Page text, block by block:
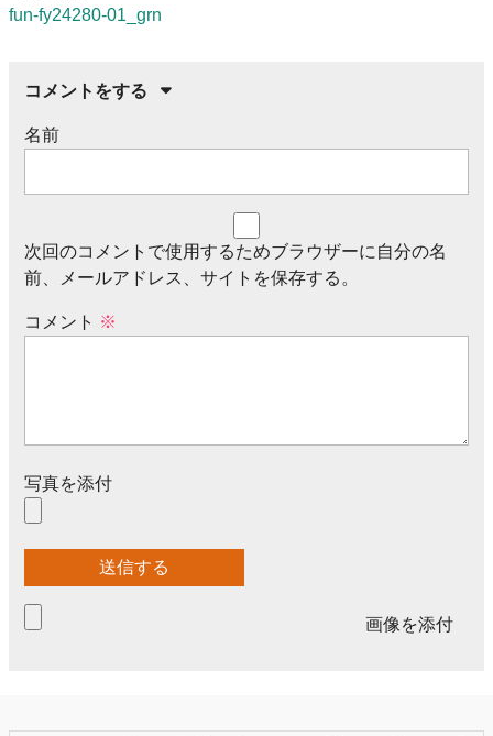
fun-fy24280-01_grn
コメントをする
名前
次回のコメントで使用するためブラウザーに自分の名
前、メールアドレス、サイトを保存する。
コメント ※
写真を添付
画像を添付